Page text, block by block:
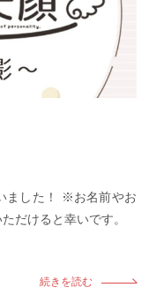
ました！ ※お名前やお
だけると幸いです。
続きを読む